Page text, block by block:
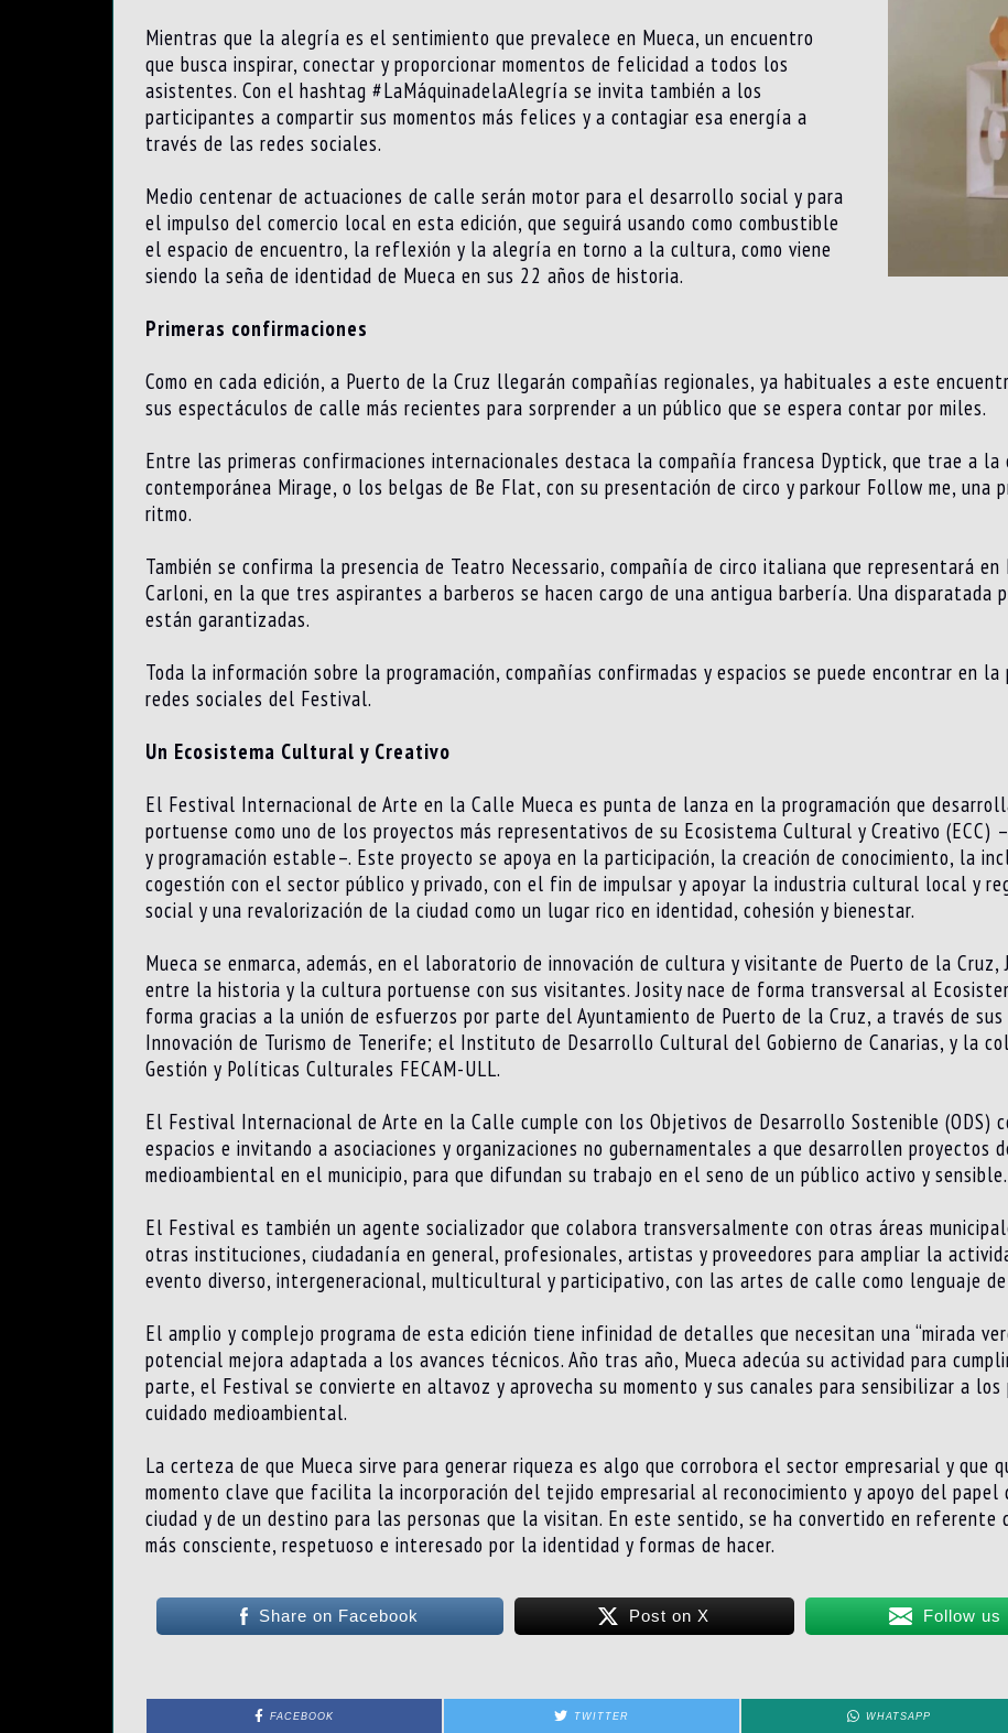
Mientras que la alegría es el sentimiento que prevalece en Mueca, un encuentro
que busca inspirar, conectar y proporcionar momentos de felicidad a todos los
asistentes. Con el hashtag #LaMáquinadelaAlegría se invita también a los
participantes a compartir sus momentos más felices y a contagiar esa energía a
través de las redes sociales.
Medio centenar de actuaciones de calle serán motor para el desarrollo social y para
el impulso del comercio local en esta edición, que seguirá usando como combustible
el espacio de encuentro, la reflexión y la alegría en torno a la cultura, como viene
siendo la seña de identidad de Mueca en sus 22 años de historia.
Primeras confirmaciones
Como en cada edición, a Puerto de la Cruz llegarán compañías regionales, ya habituales a este
sus espectáculos de calle más recientes para sorprender a un público que se espera contar por miles.
Entre las primeras confirmaciones internacionales destaca la compañía francesa Dyptick, que trae a la
contemporánea Mirage, o los belgas de Be Flat, con su presentación de circo y parkour Follow me, una
ritmo.
También se confirma la presencia de Teatro Necessario, compañía de circo italiana que representará
Carloni, en la que tres aspirantes a barberos se hacen cargo de una antigua barbería. Una disparatada
están garantizadas.
Toda la información sobre la programación, compañías confirmadas y espacios se puede encontrar en la
redes sociales del Festival.
Un Ecosistema Cultural y Creativo
El Festival Internacional de Arte en la Calle Mueca es punta de lanza en la programación que
portuense como uno de los proyectos más representativos de su Ecosistema Cultural y Creativo
y programación estable–. Este proyecto se apoya en la participación, la creación de conocimiento, la
cogestión con el sector público y privado, con el fin de impulsar y apoyar la industria cultural local y
social y una revalorización de la ciudad como un lugar rico en identidad, cohesión y bienestar.
Mueca se enmarca, además, en el laboratorio de innovación de cultura y visitante de Puerto de la Cruz,
entre la historia y la cultura portuense con sus visitantes. Josity nace de forma transversal al
forma gracias a la unión de esfuerzos por parte del Ayuntamiento de Puerto de la Cruz, a través de
Innovación de Turismo de Tenerife; el Instituto de Desarrollo Cultural del Gobierno de Canarias, y la
Gestión y Políticas Culturales FECAM-ULL.
El Festival Internacional de Arte en la Calle cumple con los Objetivos de Desarrollo Sostenible (ODS)
espacios e invitando a asociaciones y organizaciones no gubernamentales a que desarrollen proyectos
medioambiental en el municipio, para que difundan su trabajo en el seno de un público activo y sensible.
El Festival es también un agente socializador que colabora transversalmente con otras áreas
otras instituciones, ciudadanía en general, profesionales, artistas y proveedores para ampliar la
evento diverso, intergeneracional, multicultural y participativo, con las artes de calle como lenguaje
El amplio y complejo programa de esta edición tiene infinidad de detalles que necesitan una “mirada
potencial mejora adaptada a los avances técnicos. Año tras año, Mueca adecúa su actividad para
parte, el Festival se convierte en altavoz y aprovecha su momento y sus canales para sensibilizar a
cuidado medioambiental.
La certeza de que Mueca sirve para generar riqueza es algo que corrobora el sector empresarial y que
momento clave que facilita la incorporación del tejido empresarial al reconocimiento y apoyo del
ciudad y de un destino para las personas que la visitan. En este sentido, se ha convertido en
más consciente, respetuoso e interesado por la identidad y formas de hacer.
Share on Facebook Post on X Follow us
FACEBOOK TWITTER WHATSAPP